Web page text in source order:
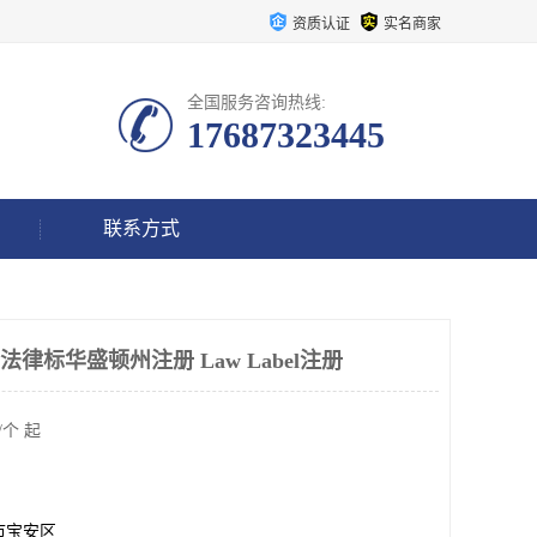
资质认证 实名商家
全国服务咨询热线:
17687323445
联系方式
律标华盛顿州注册 Law Label注册
起
宝安区